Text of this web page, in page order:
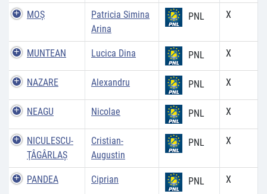
MOȘ
Patricia Simina
Arina
PNL X
MUNTEAN Lucica Dina PNL X
NAZARE Alexandru PNL X
NEAGU Nicolae PNL X
NICULESCU-
ŢÂGÂRLAŞ
Cristian-
Augustin
PNL X
PANDEA Ciprian PNL X